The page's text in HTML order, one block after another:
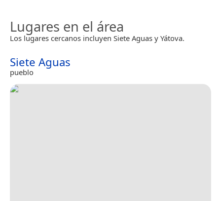
Lugares en el área
Los lugares cercanos incluyen Siete Aguas y Yátova.
Siete Aguas
pueblo